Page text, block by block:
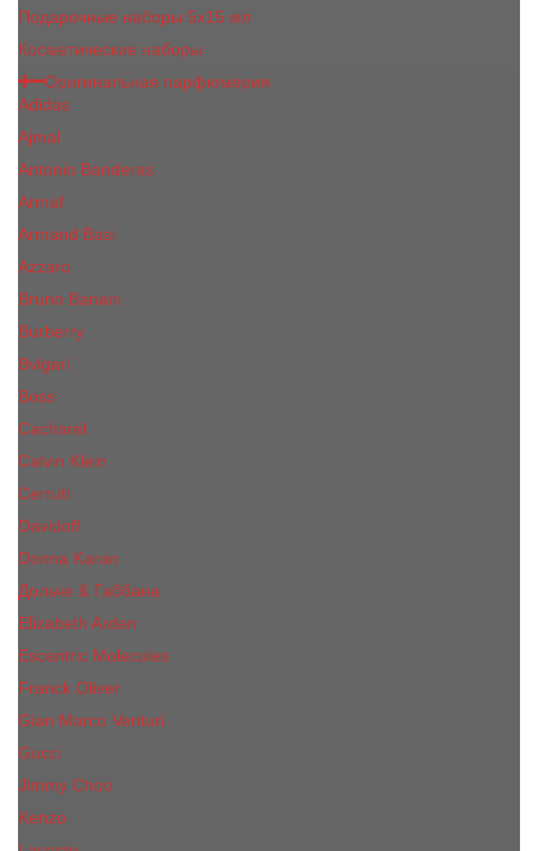
Подарочные наборы 5x15 мл
Косметические наборы
Оригинальная парфюмерия
Adidas
Ajmal
Antonio Banderas
Armaf
Armand Basi
Azzaro
Bruno Banani
Burberry
Bvlgari
Boss
Cacharel
Calvin Klein
Cerruti
Davidoff
Donna Karan
Дольче & Габбана
Elizabeth Arden
Escentric Molecules
Franck Oliver
Gian Marco Venturi
Gucci
Jimmy Choo
Kenzo